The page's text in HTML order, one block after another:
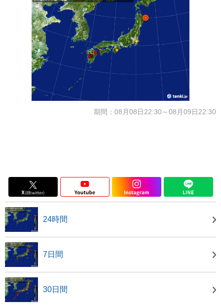
期間：08月08日22:30～08月09日22:30
24時間
7日間
30日間